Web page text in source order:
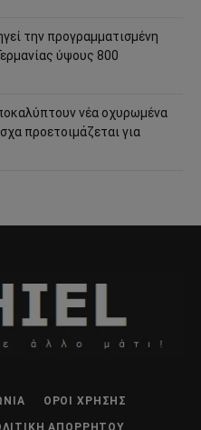
την προγραμματισμένη
ύψους 800
νέα οχυρωμένα
προετοιμάζεται για
ΌΡΟΙ ΧΡΉΣΗΣ
ΑΠΟΡΡΉΤΟΥ